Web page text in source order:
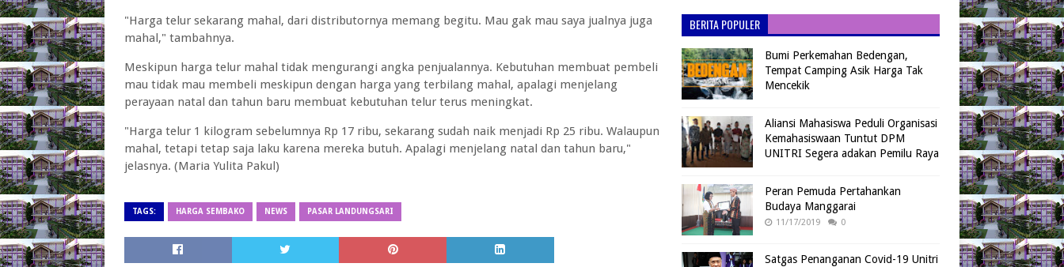
"Harga telur sekarang mahal, dari distributornya memang begitu. Mau gak mau saya jualnya juga
mahal," tambahnya.
Meskipun harga telur mahal tidak mengurangi angka penjualannya. Kebutuhan membuat pembeli
mau tidak mau membeli meskipun dengan harga yang terbilang mahal, apalagi menjelang
perayaan natal dan tahun baru membuat kebutuhan telur terus meningkat.
"Harga telur 1 kilogram sebelumnya Rp 17 ribu, sekarang sudah naik menjadi Rp 25 ribu. Walaupun
mahal, tetapi tetap saja laku karena mereka butuh. Apalagi menjelang natal dan tahun baru,"
jelasnya. (Maria Yulita Pakul)
TAGS: HARGA SEMBAKO NEWS PASAR LANDUNGSARI
BERITA POPULER
Bumi Perkemahan Bedengan,
Tempat Camping Asik Harga Tak
Mencekik
Aliansi Mahasiswa Peduli Organisasi
Kemahasiswaan Tuntut DPM
UNITRI Segera adakan Pemilu Raya
Peran Pemuda Pertahankan
Budaya Manggarai
11/17/2019 0
Satgas Penanganan Covid-19 Unitri